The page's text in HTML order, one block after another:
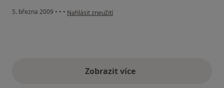
5. března 2009 • • • podle názoru uživatele Pavla
Nahlásit zneužití
Zobrazit vícevýše uvedené názory